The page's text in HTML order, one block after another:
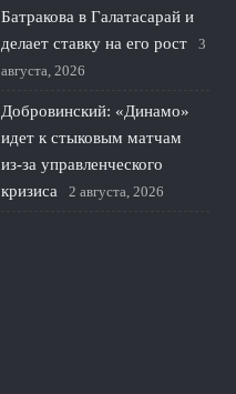
Батракова в Галатасарай и
делает ставку на его рост
3
августа, 2026
Добровинский: «Динамо»
идет к стыковым матчам
из‑за управленческого
кризиса
2 августа, 2026